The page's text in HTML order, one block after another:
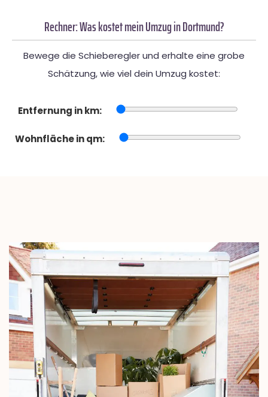
Rechner: Was kostet mein Umzug in Dortmund?
Bewege die Schieberegler und erhalte eine grobe
Schätzung, wie viel dein Umzug kostet:
Entfernung in km:
Wohnfläche in qm: